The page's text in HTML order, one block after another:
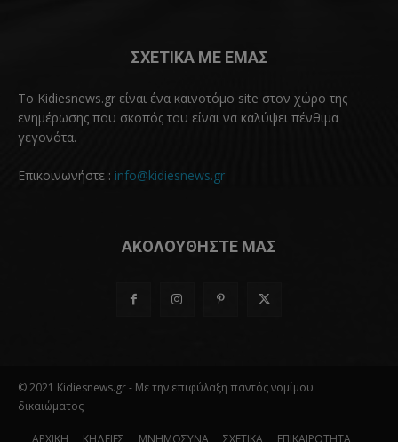
ΣΧΕΤΙΚΑ ΜΕ ΕΜΑΣ
Το Kidiesnews.gr είναι ένα καινοτόμο site στον χώρο της
ενημέρωσης που σκοπός του είναι να καλύψει πένθιμα
γεγονότα.
Επικοινωνήστε : info@kidiesnews.gr
ΑΚΟΛΟΥΘΗΣΤΕ ΜΑΣ
© 2021 Kidiesnews.gr - Με την επιφύλαξη παντός νομίμου
δικαιώματος
ΑΡΧΙΚΗ ΚΗΔΕΙΕΣ ΜΝΗΜΟΣΥΝΑ ΣΧΕΤΙΚΑ ΕΠΙΚΑΙΡΟΤΗΤΑ